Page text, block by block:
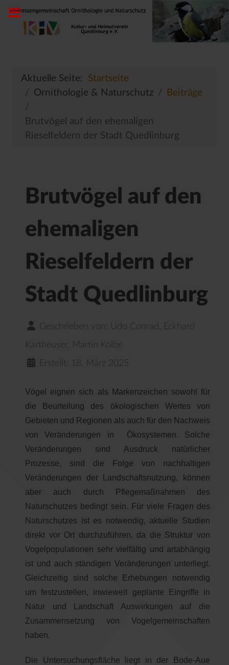
Aktuelle Seite: Startseite
Ornithologie & Naturschutz
Beiträge
Brutvögel auf den ehemaligen
Rieselfeldern der Stadt Quedlinburg
Brutvögel auf den
ehemaligen
Rieselfeldern der
Stadt Quedlinburg
Geschrieben von: Udo Conrad, Eckhard
Kartheuser, Martin Kolbe
Erstellt: 18. März 2025
Vögel eignen sich als Markenzeichen sowohl für
die Beurteilung des ökologischen Wertes von
Gebieten und Regionen als auch für den Nachweis
von Veränderungen in Ökosystemen. Solche
Veränderungen sind Ausdruck natürlicher
Prozesse, sind die Folge von nachhaltigen
Veränderungen der Landschaftsnutzung, können
aber auch durch Pflegemaßnahmen des
Naturschutzes bedingt sein. Für viele Fragen des
Naturschutzes ist es notwendig, aktuelle Studien
direkt vor Ort durchzuführen, da die Struktur von
Vogelpopulationen sehr vielfältig und artabhängig
ist und auch ständigen Veränderungen unterliegt.
Gleichzeitig sind solche Erhebungen notwendig
um festzustellen, inwieweit geplante Eingriffe in
Natur und Landschaft Auswirkungen auf die
Zusammensetzung von Vogelgemeinschaften
haben.
Die Untersuchungsfläche liegt in der Bode-Aue